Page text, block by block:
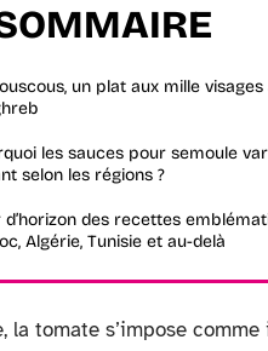
un plat aux mille
les sauces pour semoule
selon les régions ?
d’horizon des recettes
Algérie, Tunisie et au-delà
la tomate s’impose